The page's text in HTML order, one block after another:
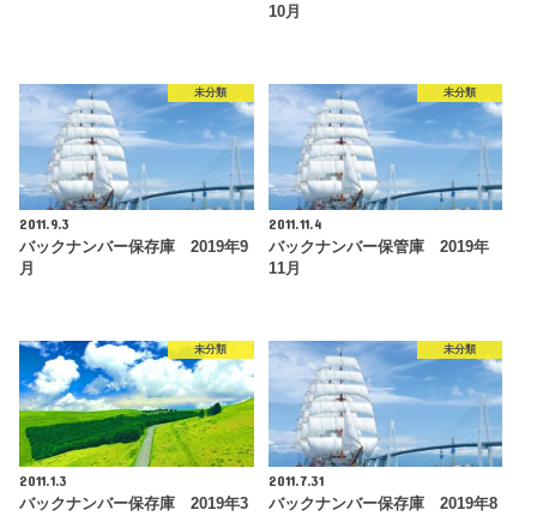
10月
未分類
2011.9.3
バックナンバー保存庫 2019年9
月
未分類
2011.11.4
バックナンバー保管庫 2019年
11月
未分類
2011.1.3
バックナンバー保存庫 2019年3
未分類
2011.7.31
バックナンバー保存庫 2019年8